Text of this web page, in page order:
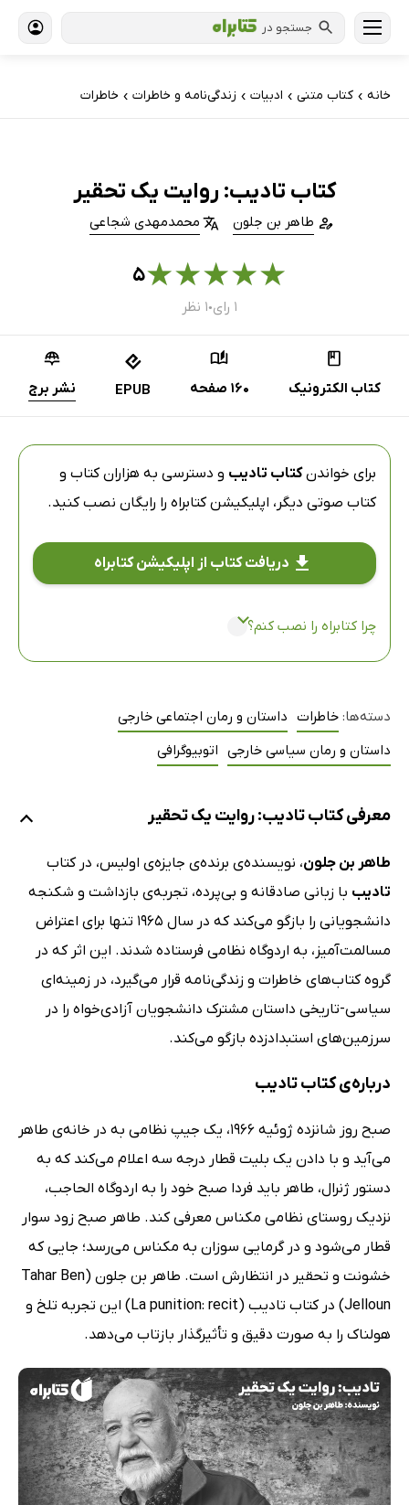
جستجو در
خانه › کتاب‌ متنی › ادبیات › زندگی‌نامه و خاطرات › خاطرات
کتاب تادیب: روایت یک تحقیر
طاهر بن جلون محمدمهدی شجاعی
★
★
★
★
★۵
۱ رای ● ۱ نظر
کتاب الکترونیک 160 صفحه EPUB نشر برج
برای خواندنکتاب تادیب و دسترسی به هزاران کتاب و
کتاب صوتی دیگر، اپلیکیشن کتابراه را رایگان نصب کنید.
دریافت کتاب از اپلیکیشن کتابراه
چرا کتابراه را نصب کنم؟
دسته‌ها: خاطرات داستان و رمان اجتماعی خارجی
داستان و رمان سیاسی خارجی اتوبیوگرافی
معرفی کتاب تادیب: روایت یک تحقیر
طاهر بن جلون، نویسنده‌ی برنده‌ی جایزه‌ی اولیس، در کتاب
تادیب با زبانی صادقانه و بی‌پرده، تجربه‌ی بازداشت و شکنجه
دانشجویانی را بازگو می‌کند که در سال 1965 تنها برای اعتراض
مسالمت‌آمیز، به اردوگاه نظامی فرستاده شدند. این اثر که در
گروه کتاب‌های خاطرات و زندگی‌نامه قرار می‌گیرد، در زمینه‌ای
سیاسی-تاریخی داستان مشترک دانشجویان آزادی‌خواه را در
سرزمین‌های استبدادزده بازگو می‌کند.
درباره‌ی کتاب تادیب
صبح روز شانزده ژوئیه 1966، یک جیپ نظامی به در خانه‌ی طاهر
می‌آید و با دادن یک بلیت قطار درجه سه اعلام می‌کند که به
دستور ژنرال، طاهر باید فردا صبح خود را به اردوگاه الحاجب،
نزدیک روستای نظامی مکناس معرفی کند. طاهر صبح زود سوار
قطار می‌شود و در گرمایی سوزان به مکناس می‌رسد؛ جایی که
خشونت و تحقیر در انتظارش است. طاهر بن جلون (Tahar Ben
Jelloun) در کتاب تادیب (La punition: recit) این تجربه تلخ و
هولناک را به صورت دقیق و تأثیرگذار بازتاب می‌دهد.